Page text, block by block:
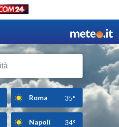
Roma 35°
Napoli 34°